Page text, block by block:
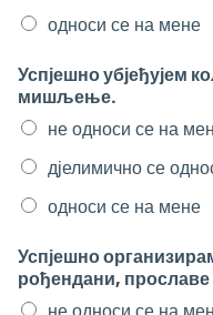
односи се на мене
Успјешно убјеђујем
мишљење.
не односи се на
дјелимично се
односи се на мене
Успјешно
рођендани,